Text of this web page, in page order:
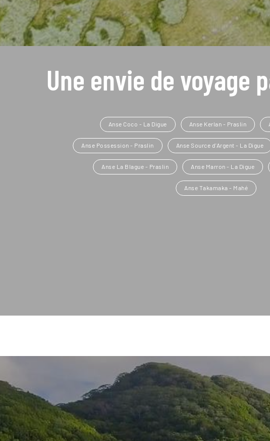
Une envie de voyage
Anse Coco - La Digue Anse Kerlan - Praslin
Anse Possession - Praslin Anse Source d'Argent - La Digue
Anse La Blague - Praslin Anse Marron - La Digue
Anse Takamaka - Mahé